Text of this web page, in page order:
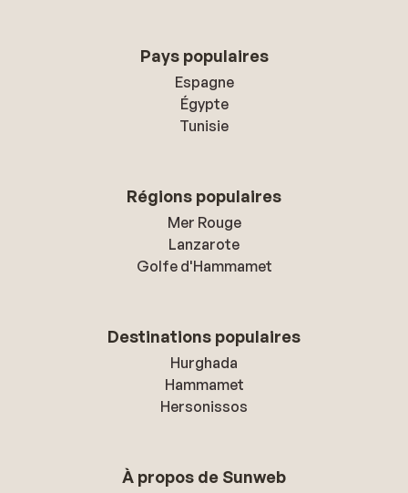
Pays populaires
Espagne
Égypte
Tunisie
Régions populaires
Mer Rouge
Lanzarote
Golfe d'Hammamet
Destinations populaires
Hurghada
Hammamet
Hersonissos
À propos de Sunweb